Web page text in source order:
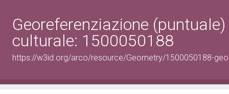
Georeferenziazione
culturale: 1500050188
https://w3id.org/arco/resource/Geometry/1500050188-